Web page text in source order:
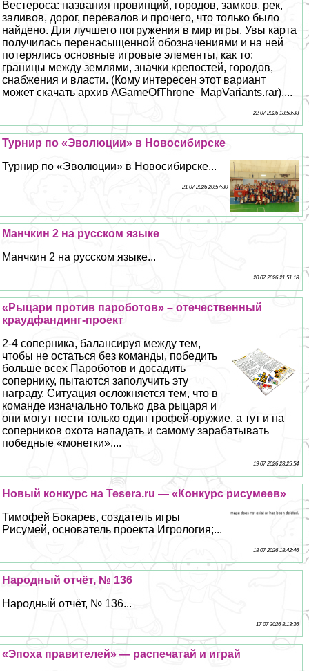
Вестероса: названия провинций, городов, замков, рек,
заливов, дорог, перевалов и прочего, что только было
найдено. Для лучшего погружения в мир игры. Увы карта
получилась перенасыщенной обозначениями и на ней
потерялись основные игровые элементы, как то:
границы между землями, значки крепостей, городов,
снабжения и власти. (Кому интересен этот вариант
может скачать архив AGameOfThrone_MapVariants.rar)....
22 07 2026 18:58:33
Турнир по «Эволюции» в Новосибирске
Турнир по «Эволюции» в Новосибирске...
21 07 2026 20:57:30
Манчкин 2 на русском языке
Манчкин 2 на русском языке...
20 07 2026 21:51:18
«Рыцари против пароботов» – отечественный
краудфандинг-проект
2-4 соперника, балансируя между тем,
чтобы не остаться без комaнды, победить
больше всех Пароботов и досадить
сопернику, пытаются заполучить эту
награду. Ситуация осложняется тем, что в
комaнде изначально только два рыцаря и
они могут нести только один трофей-оружие, а тут и на
соперников охота нападать и самому заpaбатывать
победные «монетки»....
19 07 2026 23:25:54
Новый конкурс на Tesera.ru — «Конкурс рисумеев»
Тимофей Бокарев, создатель игры
Рисумей, основатель проекта Игрология;...
18 07 2026 18:42:46
Народный отчёт, № 136
Народный отчёт, № 136...
17 07 2026 8:13:36
«Эпоха правителей» — распечатай и играй